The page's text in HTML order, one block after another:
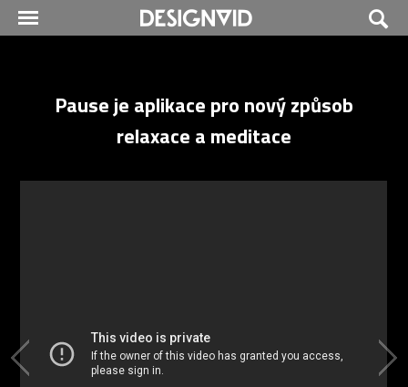
Pause je aplikace pro nový způsob
relaxace a meditace